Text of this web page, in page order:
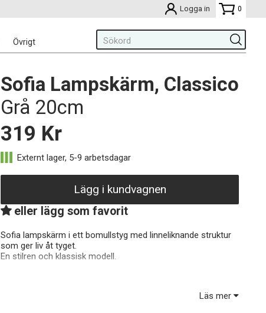
Logga in 0
Övrigt
Sofia Lampskärm, Classico
Grå 20cm
319 Kr
Lägg i kundvagnen
eller lägg som favorit
Sofia lampskärm i ett bomullstyg med linneliknande struktur
som ger liv åt tyget.
En stilren och klassisk modell.
Lampskärmen har ett E27 ringfäste som gör att du skruvar
Läs mer